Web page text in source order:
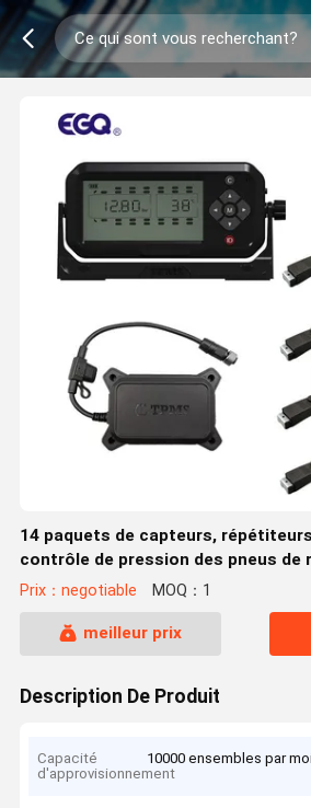
14 paquets de capteurs,
contrôle de pression des pneus de
Prix：negotiable MOQ：1
meilleur prix
Description De Produit
Capacité
d'approvisionnement
10000 ensembles par